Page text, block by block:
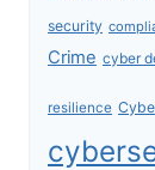
security
Crime cyber
resilience